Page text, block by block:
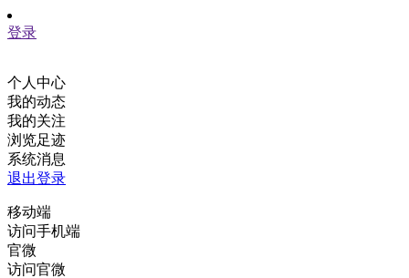
登录
个人中心
我的动态
我的关注
浏览足迹
系统消息
退出登录
移动端
访问手机端
官微
访问官微